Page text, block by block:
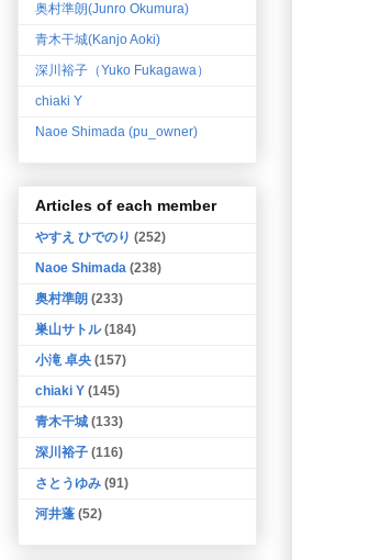
奥村準朗(Junro Okumura)
青木干城(Kanjo Aoki)
深川裕子（Yuko Fukagawa）
chiaki Y
Naoe Shimada (pu_owner)
Articles of each member
やすえ ひでのり (252)
Naoe Shimada (238)
奥村準朗 (233)
巣山サトル (184)
小滝 卓央 (157)
chiaki Y (145)
青木干城 (133)
深川裕子 (116)
さとうゆみ (91)
河井蓬 (52)